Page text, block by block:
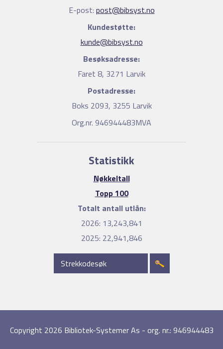
E-post: post@bibsyst.no
Kundestøtte:
kunde@bibsyst.no
Besøksadresse:
Faret 8, 3271 Larvik
Postadresse:
Boks 2093, 3255 Larvik
Org.nr. 946944483MVA
Statistikk
Nøkkeltall
Topp 100
Totalt antall utlån:
2026: 13,243,841
2025: 22,941,846
Copyright 2026 Bibliotek-Systemer As - org. nr.: 946944483